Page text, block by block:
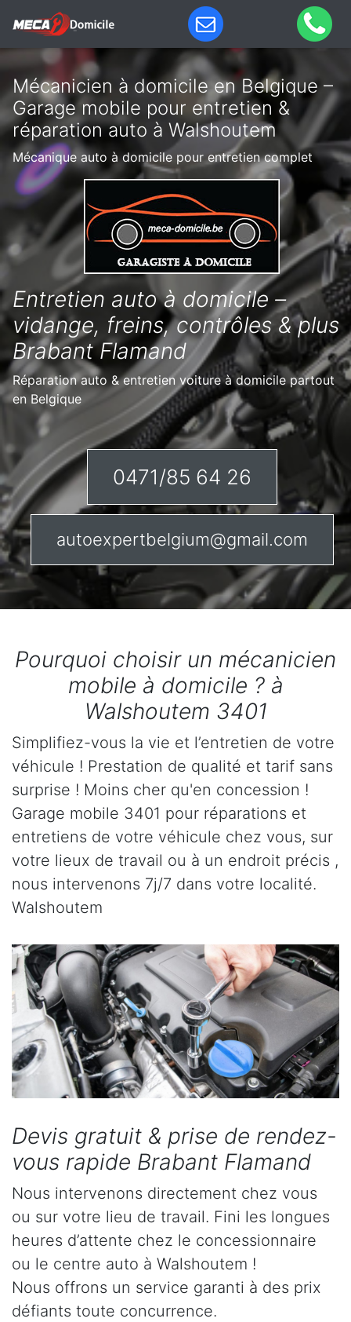
Mécanicien à domicile en Belgique –
Garage mobile pour entretien &
réparation auto à Walshoutem
Mécanique auto à domicile pour entretien complet
Entretien auto à domicile –
vidange, freins, contrôles & plus
Brabant Flamand
Réparation auto & entretien voiture à domicile partout
en Belgique
0471/85 64 26
autoexpertbelgium@gmail.com
Pourquoi choisir un mécanicien
mobile à domicile ? à
Walshoutem 3401
Simplifiez-vous la vie et l’entretien de votre
véhicule ! Prestation de qualité et tarif sans
surprise ! Moins cher qu'en concession !
Garage mobile 3401 pour réparations et
entretiens de votre véhicule chez vous, sur
votre lieux de travail ou à un endroit précis ,
nous intervenons 7j/7 dans votre localité.
Walshoutem
Devis gratuit & prise de rendez-
vous rapide Brabant Flamand
Nous intervenons directement chez vous
ou sur votre lieu de travail. Fini les longues
heures d’attente chez le concessionnaire
ou le centre auto à Walshoutem !
Nous offrons un service garanti à des prix
défiants toute concurrence.